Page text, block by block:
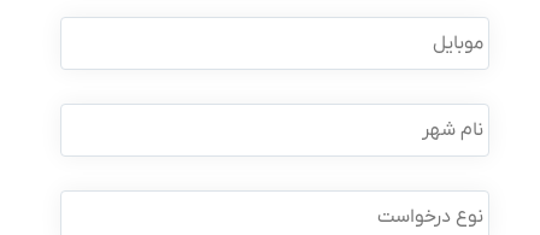
موبایل *
نام
شهر
نوع
درخواست *